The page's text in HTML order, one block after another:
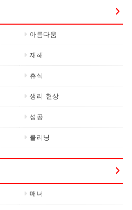
아름다움
재해
휴식
생리 현상
성공
클리닝
매너